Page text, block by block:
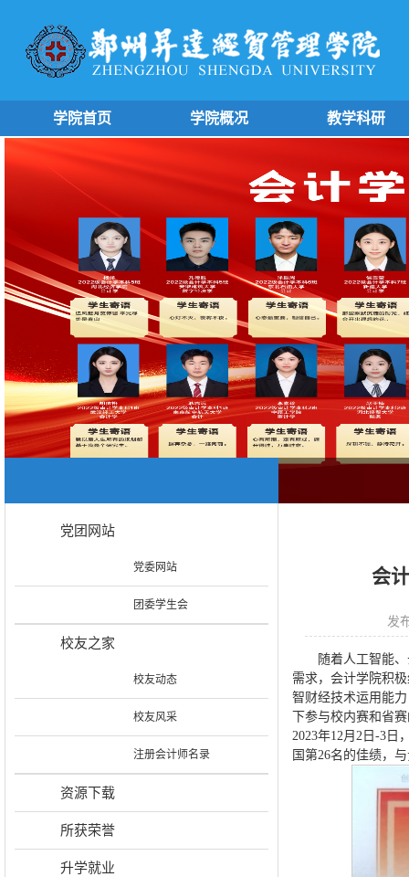
学院首页 学院概况 教学科研
党团网站
党委网站
团委学生会
校友之家
校友动态
校友风采
注册会计师名录
资源下载
所获荣誉
升学就业
会
发
随着人工智能
需求，会计学院积
智财经技术运用能
下参与校内赛和省
2023年12月2日-3日
国第26名的佳绩，